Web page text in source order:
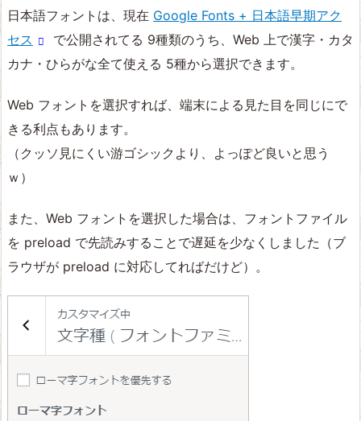
日本語フォントは、現在 Google Fonts + 日本語早期アク
セス
で公開されてる 9種類のうち、Web 上で漢字・カタ
カナ・ひらがな全て使える 5種から選択できます。
Web フォントを選択すれば、端末による見た目を同じにで
きる利点もあります。
（クッソ見にくい游ゴシックより、よっぽど良いと思う
ｗ）
また、Web フォントを選択した場合は、フォントファイル
を preload で先読みすることで遅延を少なくしました（ブ
ラウザが preload に対応してればだけど）。